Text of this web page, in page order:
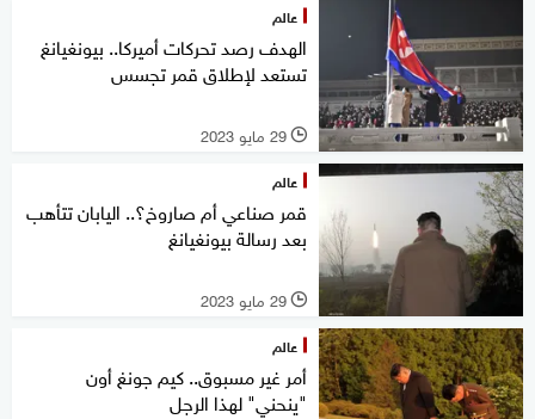
عالم
الهدف رصد تحركات أميركا.. بيونغيانغ
تستعد لإطلاق قمر تجسس
l 29 مايو 2023
عالم
قمر صناعي أم صاروخ؟.. اليابان تتأهب
بعد رسالة بيونغيانغ
l 29 مايو 2023
عالم
أمر غير مسبوق.. كيم جونغ أون
"ينحني" لهذا الرجل